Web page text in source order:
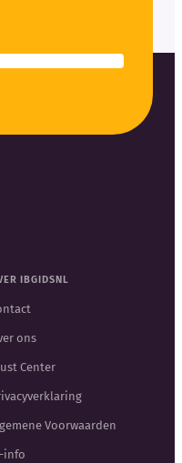
IBGIDSNL
ons
Center
Voorwaarden
info